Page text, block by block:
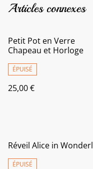
Articles connexes
Petit Pot en Verre
Chapeau et Horloge
ÉPUISÉ
25,00 €
Réveil Alice in
ÉPUISÉ